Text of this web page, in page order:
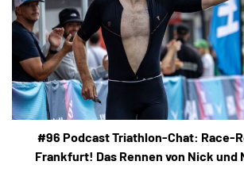
#96 Podcast Triathlon-Chat: Race-
Frankfurt! Das Rennen von Nick und